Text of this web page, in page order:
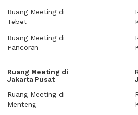
Ruang Meeting di
Tebet
Ruang Meeting di
Pancoran
Ruang Meeting di
Jakarta Pusat
Ruang Meeting di
Menteng